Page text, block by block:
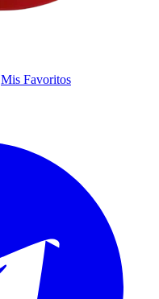
Mis Favoritos